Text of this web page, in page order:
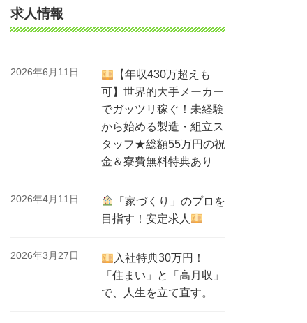
求人情報
2026年6月11日
【年収430万超えも
可】世界的大手メーカー
でガッツリ稼ぐ！未経験
から始める製造・組立ス
タッフ★総額55万円の祝
金＆寮費無料特典あり
2026年4月11日
「家づくり」のプロを
目指す！安定求人
2026年3月27日
入社特典30万円！
「住まい」と「高月収」
で、人生を立て直す。